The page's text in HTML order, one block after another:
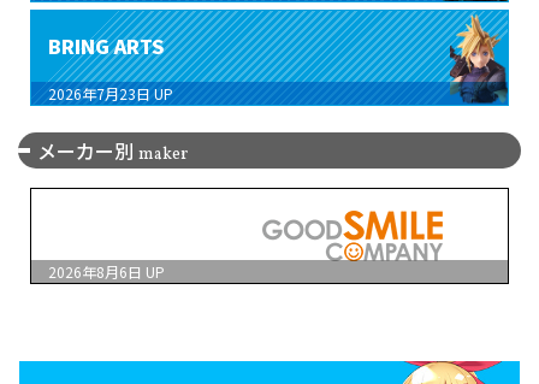
BRING ARTS
2026年7月23日 UP
メーカー別 maker
2026年8月6日 UP